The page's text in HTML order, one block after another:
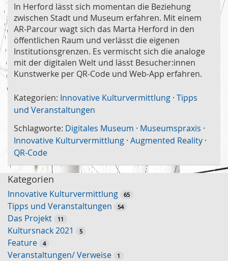
In Herford lässt sich momentan die Beziehung
zwischen Stadt und Museum erfahren. Mit einem
AR-Parcour wagt sich das Marta Herford in den
öffentlichen Raum und verlässt die eigenen
Institutionsgrenzen. Es vermischt sich die analoge
mit der digitalen Welt und lässt Besucher:innen
Kunstwerke per QR-Code und Web-App erfahren.
Kategorien: Innovative Kulturvermittlung · Tipps
und Veranstaltungen
Schlagworte: Digitales Museum · Museumspraxis ·
Innovative Kulturvermittlung · Augmented Reality ·
QR-Code
Kategorien
Innovative Kulturvermittlung 65
Tipps und Veranstaltungen 54
Das Projekt 11
Kultursnack 2021 5
Feature 4
Veranstaltungen/ Verweise 1